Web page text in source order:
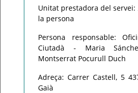
Unitat prestadora del servei:
la persona
Persona responsable:
Ciutadà - Maria
Montserrat Pocurull Duch
Adreça: Carrer Castell, 5
Gaià